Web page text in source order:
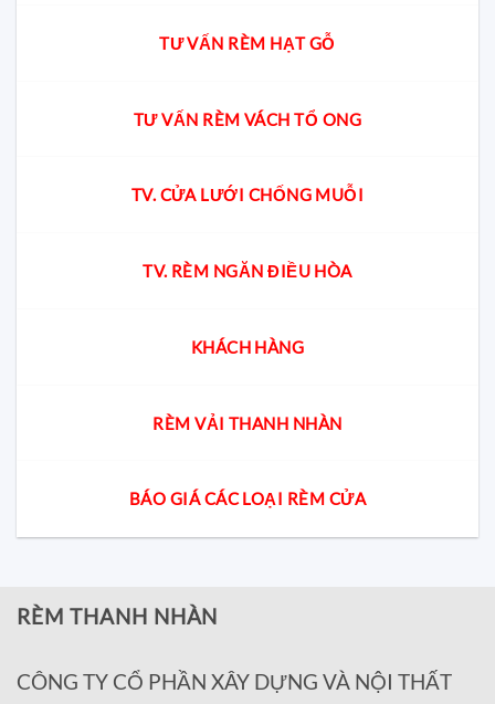
TƯ VẤN RÈM HẠT GỖ
TƯ VẤN RÈM VÁCH TỔ ONG
TV. CỬA LƯỚI CHỐNG MUỖI
TV. RÈM NGĂN ĐIỀU HÒA
KHÁCH HÀNG
RÈM VẢI THANH NHÀN
BÁO GIÁ CÁC LOẠI RÈM CỬA
RÈM THANH NHÀN
CÔNG TY CỔ PHẦN XÂY DỰNG VÀ NỘI THẤT